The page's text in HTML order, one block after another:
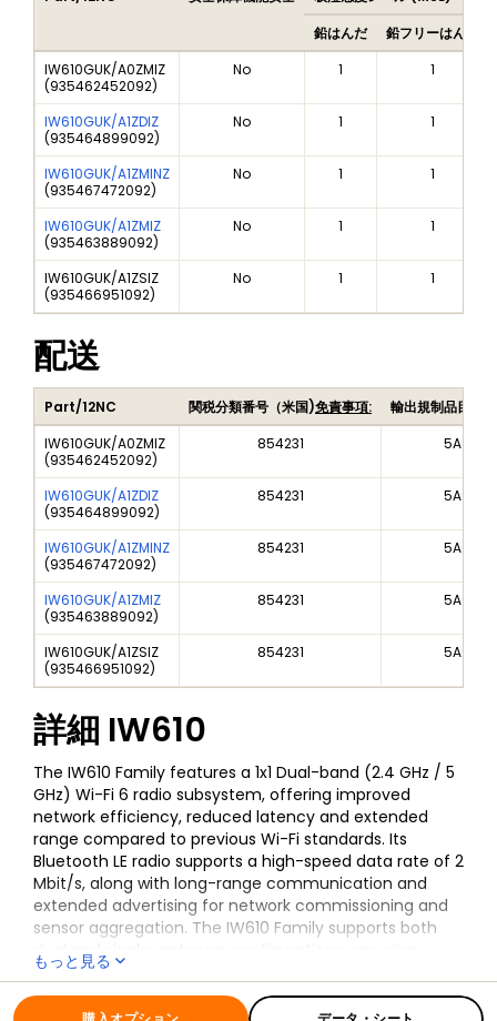
鉛はんだ
鉛フリーはんだ
IW610GUK/A0ZMIZ
(935462452092)
No 1 1
IW610GUK/A1ZDIZ
(935464899092)
No 1 1
IW610GUK/A1ZMINZ
(935467472092)
No 1 1
IW610GUK/A1ZMIZ
(935463889092)
No 1 1
IW610GUK/A1ZSIZ
(935466951092)
No 1 1
配送
Part/12NC 関税分類番号（米国)免責事項:
輸出規制品目番
IW610GUK/A0ZMIZ
(935462452092)
854231 5A992C
IW610GUK/A1ZDIZ
(935464899092)
854231 5A992C
IW610GUK/A1ZMINZ
(935467472092)
854231 5A992C
IW610GUK/A1ZMIZ
(935463889092)
854231 5A992C
IW610GUK/A1ZSIZ
(935466951092)
854231 5A992C
詳細 IW610
The IW610 Family features a 1x1 Dual-band (2.4 GHz / 5
GHz) Wi-Fi 6 radio subsystem, offering improved
network efficiency, reduced latency and extended
range compared to previous Wi-Fi standards. Its
Bluetooth LE radio supports a high-speed data rate of 2
Mbit/s, along with long-range communication and
extended advertising for network commissioning and
sensor aggregation. The IW610 Family supports both
dual and single-antenna configurations, ensuring
efficient coexistence between internal and external
radios.
もっと見る
全ての情報 IW610